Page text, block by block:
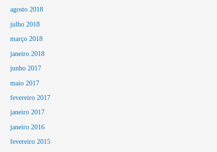
agosto 2018
julho 2018
março 2018
janeiro 2018
junho 2017
maio 2017
fevereiro 2017
janeiro 2017
janeiro 2016
fevereiro 2015